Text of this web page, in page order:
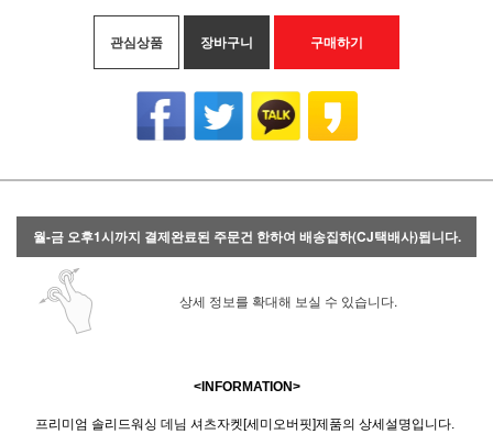
관심상품 장바구니 구매하기
월-금 오후1시까지 결제완료된 주문건 한하여 배송집하(CJ택배사)됩니다.
상세 정보를 확대해 보실 수 있습니다.
<INFORMATION>
프리미엄 솔리드워싱 데님 셔츠자켓[세미오버핏]제품의 상세설명입니다.